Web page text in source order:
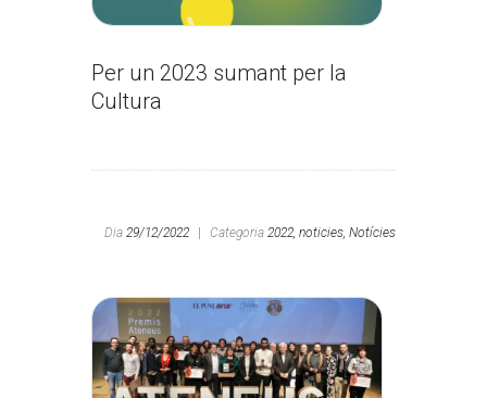
Per un 2023 sumant per la
Cultura
Dia 29/12/2022 Categoria 2022, noticies, Notícies